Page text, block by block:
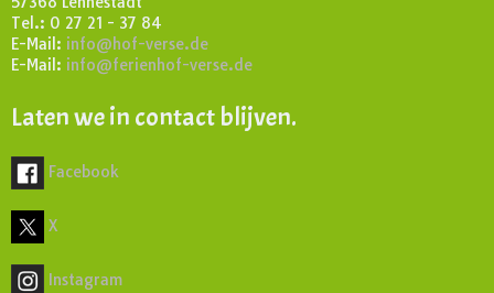
Tel.: 0 27 21 - 37 84
E-Mail: info@hof-verse.de
E-Mail: info@ferienhof-verse.de
Laten we in contact blijven.
Facebook
X
Instagram